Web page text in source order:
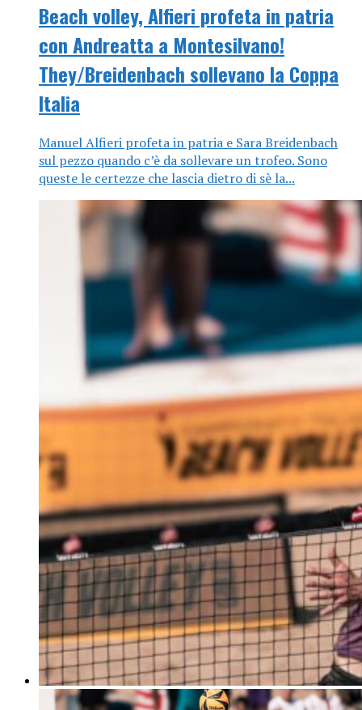
Beach volley, Alfieri profeta in patria
con Andreatta a Montesilvano!
They/Breidenbach sollevano la Coppa
Italia
Manuel Alfieri profeta in patria e Sara Breidenbach
sul pezzo quando c’è da sollevare un trofeo. Sono
queste le certezze che lascia dietro di sè la...